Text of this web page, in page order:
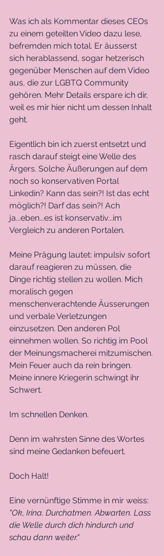
Was ich als Kommentar dieses CEOs
zu einem geteilten Video dazu lese,
befremden mich total. Er äusserst
sich herablassend, sogar hetzerisch
gegenüber Menschen auf dem Video
aus, die zur LGBTQ Community
gehören. Mehr Details erspare ich dir,
weil es mir hier nicht um dessen Inhalt
geht.
Eigentlich bin ich zuerst entsetzt und
rasch darauf steigt eine Welle des
Ärgers. Solche Äußerungen auf dem
noch so konservativen Portal
Linkedin? Kann das sein?! Ist das echt
möglich?! Darf das sein?! Ach
ja...eben...es ist konservativ...im
Vergleich zu anderen Portalen.
Meine Prägung lautet: impulsiv sofort
darauf reagieren zu müssen, die
Dinge richtig stellen zu wollen. Mich
moralisch gegen
menschenverachtende Äusserungen
und verbale Verletzungen
einzusetzen. Den anderen Pol
einnehmen wollen. So richtig im Pool
der Meinungsmacherei mitzumischen.
Mein Feuer auch da rein bringen.
Meine innere Kriegerin schwingt ihr
Schwert.
Im schnellen Denken.
Denn im wahrsten Sinne des Wortes
sind meine Gedanken befeuert.
Doch Halt!
Eine vernünftige Stimme in mir weiss:
"Ok, Irina. Durchatmen. Abwarten. Lass
die Welle durch dich hindurch und
schau dann weiter."